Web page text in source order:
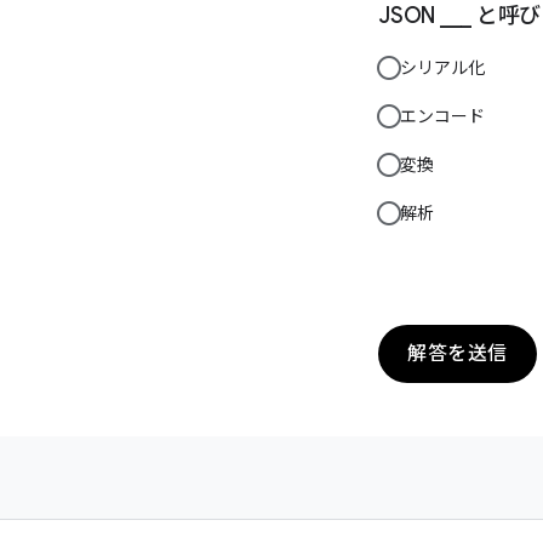
JSON ___ と呼
シリアル化
エンコード
変換
解析
解答を送信